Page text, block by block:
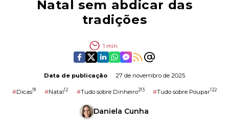
Natal sem abdicar das
tradições
1 min
Data de publicação 27 de novembro de 2025
#Dicas91 #Natal12 #Tudo sobre Dinheiro213 #Tudo sobre Poupar122
Daniela Cunha